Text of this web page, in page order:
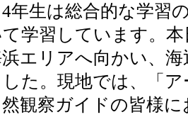
年生は総合的な学習
て学習しています。
エリアへ向かい、
した。現地では、「
然観察ガイドの皆様